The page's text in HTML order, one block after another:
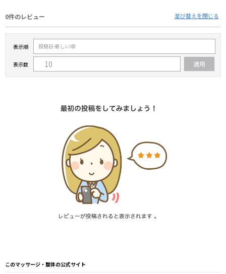
0件のレビュー 並び替えを閉じる
表示順
表示数
このマッサージ・整体の公式サイト